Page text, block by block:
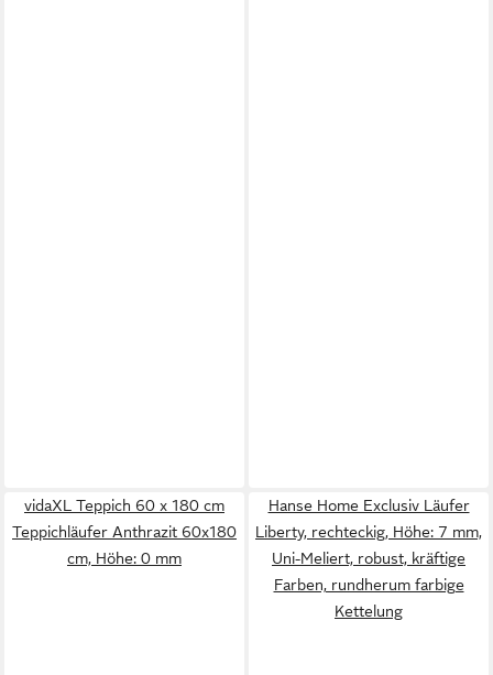
vidaXL Teppich 60 x 180 cm
Teppichläufer Anthrazit 60x180
cm, Höhe: 0 mm
Hanse Home Exclusiv Läufer
Liberty, rechteckig, Höhe: 7 mm,
Uni-Meliert, robust, kräftige
Farben, rundherum farbige
Kettelung